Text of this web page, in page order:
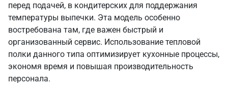
перед подачей, в кондитерских для поддержания
температуры выпечки. Эта модель особенно
востребована там, где важен быстрый и
организованный сервис. Использование тепловой
полки данного типа оптимизирует кухонные процессы,
экономя время и повышая производительность
персонала.